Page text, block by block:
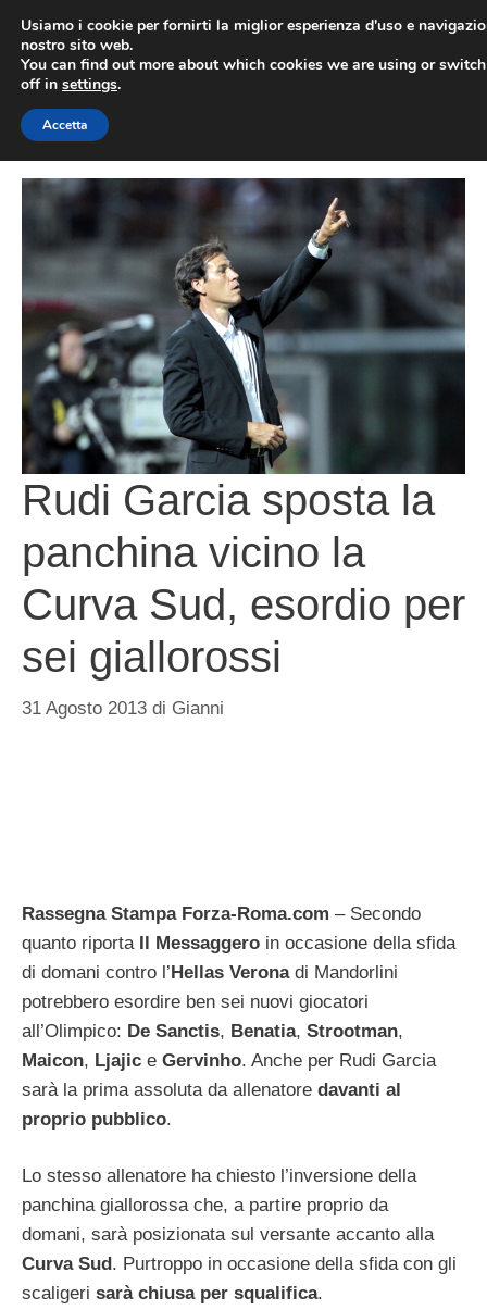
contenuto
Rudi Garcia sposta la
panchina vicino la
Curva Sud, esordio per
sei giallorossi
31 Agosto 2013 di Gianni
Rassegna Stampa Forza-Roma.com – Secondo
quanto riporta Il Messaggero in occasione della sfida
di domani contro l’Hellas Veronadi Mandorlini
potrebbero esordire ben sei nuovi giocatori
all’Olimpico: De Sanctis, Benatia, Strootman,
Maicon, Ljajic e Gervinho. Anche per Rudi Garcia
sarà la prima assoluta da allenatore davanti al
proprio pubblico.
Lo stesso allenatore ha chiesto l’inversione della
panchina giallorossa che, a partire proprio da
domani, sarà posizionata sul versante accanto alla
Curva Sud . Purtroppo in occasione della sfida con gli
scaligeri sarà chiusa per squalifica.
Usiamo i cookie per fornirti la miglior esperienza d'uso e
nostro sito web.
You can find out more about which cookies we are using or
off in settings.
Accetta